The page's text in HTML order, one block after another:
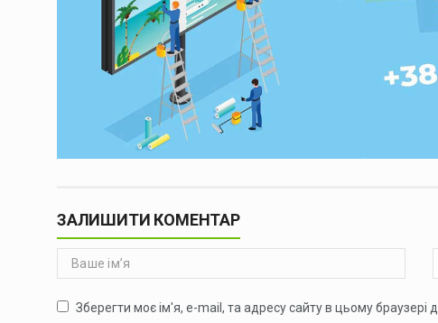
ЗАЛИШИТИ КОМЕНТАР
Зберегти моє ім'я, e-mail, та адресу сайту в цьому браузері